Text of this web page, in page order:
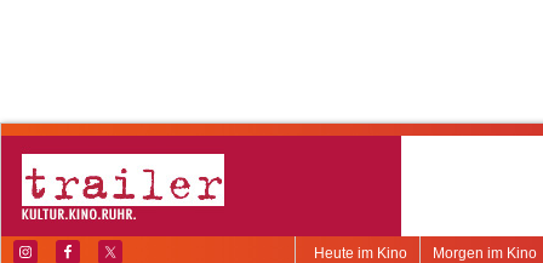
Morgen im Kino
Heute im Kino